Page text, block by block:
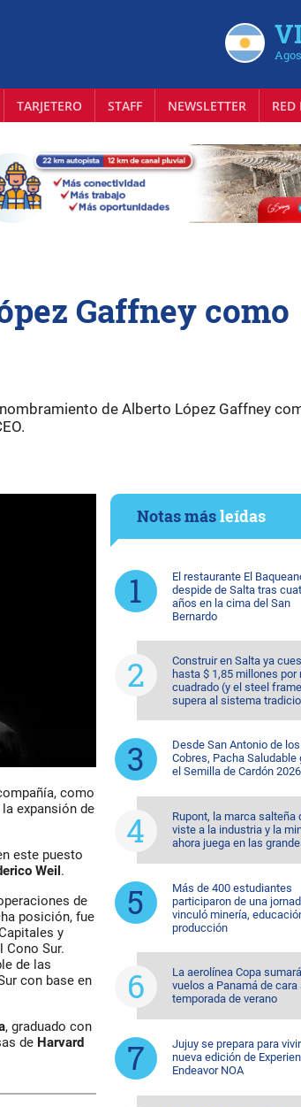
TARJETERO STAFF NEWSLETTER
Gaffney como
de Alberto López Gaffney
como
expansión de
este puesto
Weil.
de
posición, fue
y
Cono Sur.
de las
con base en
, graduado con
de Harvard
Notas másleídas
El restaurante El
despide de Salta tras
años en la cima del San
Bernardo
Construir en Salta ya
hasta $ 1,85 millones por
cuadrado (y el steel frame
supera al sistema
Desde San Antonio de los
Cobres, Pacha Saludable
el Semilla de Cardón 2026
Rupont, la marca salteña
viste a la industria y la
ahora juega en las
Más de 400 estudiantes
participaron de una
vinculó minería,
producción
La aerolínea Copa sumará
vuelos a Panamá de cara
temporada de verano
Jujuy se prepara para
nueva edición de
Endeavor NOA